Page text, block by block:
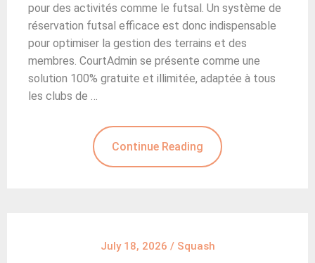
pour des activités comme le futsal. Un système de
réservation futsal efficace est donc indispensable
pour optimiser la gestion des terrains et des
membres. CourtAdmin se présente comme une
solution 100% gratuite et illimitée, adaptée à tous
les clubs de …
Continue Reading
July 18, 2026 / Squash